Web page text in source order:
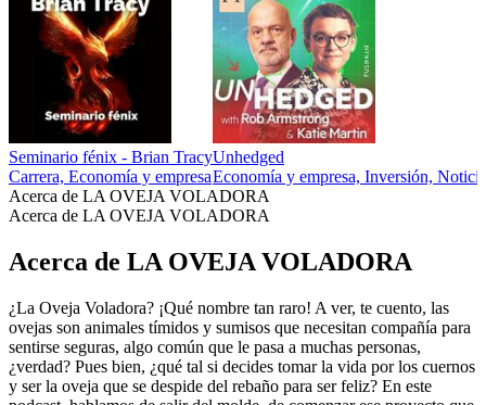
Seminario fénix - Brian Tracy
Carrera, Economía y empresa
Unhedged
Economía y empresa, Inversión,
Acerca de LA OVEJA VOLADORA
Acerca de LA OVEJA VOLADORA
Acerca de LA OVEJA VOLADORA
¿La Oveja Voladora? ¡Qué nombre tan raro! A ver, te cuento, las
ovejas son animales tímidos y sumisos que necesitan compañía para
sentirse seguras, algo común que le pasa a muchas personas,
¿verdad? Pues bien, ¿qué tal si decides tomar la vida por los cuernos
y ser la oveja que se despide del rebaño para ser feliz? En este